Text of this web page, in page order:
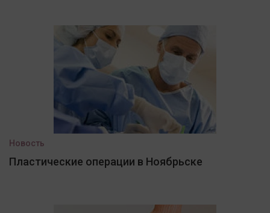
Новость
Пластические операции в Ноябрьске